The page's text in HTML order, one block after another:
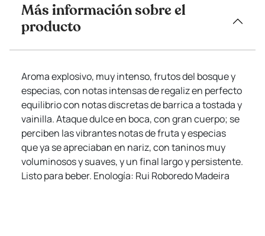
Más información sobre el
producto
Aroma explosivo, muy intenso, frutos del bosque y
especias, con notas intensas de regaliz en perfecto
equilibrio con notas discretas de barrica a tostada y
vainilla. Ataque dulce en boca, con gran cuerpo; se
perciben las vibrantes notas de fruta y especias
que ya se apreciaban en nariz, con taninos muy
voluminosos y suaves, y un final largo y persistente.
Listo para beber. Enología: Rui Roboredo Madeira